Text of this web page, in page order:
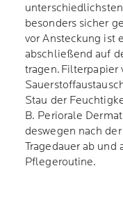
besonders sicher
vor Ansteckung ist
abschließend auf
tragen. Filterpapier
Stau der
B. Periorale
deswegen nach
Tragedauer ab und
Pflegeroutine.